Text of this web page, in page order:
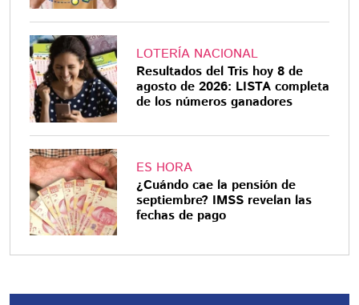
LOTERÍA NACIONAL
Resultados del Tris hoy 8 de
agosto de 2026: LISTA completa
de los números ganadores
ES HORA
¿Cuándo cae la pensión de
septiembre? IMSS revelan las
fechas de pago